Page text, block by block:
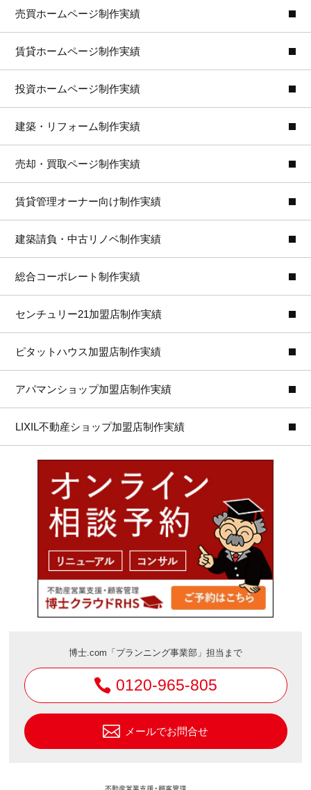
売買ホームページ制作実績
賃貸ホームページ制作実績
投資ホームページ制作実績
建築・リフォーム制作実績
売却・買取ページ制作実績
賃貸管理オーナー向け制作実績
建築請負・中古リノベ制作実績
総合コーポレート制作実績
センチュリー21加盟店制作実績
ピタットハウス加盟店制作実績
アパマンショップ加盟店制作実績
LIXIL不動産ショップ加盟店制作実績
博士.com「プランニング事業部」担当まで
0120-965-805
メールでお問合せ